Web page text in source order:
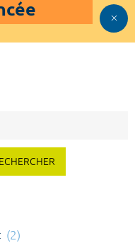
(2)